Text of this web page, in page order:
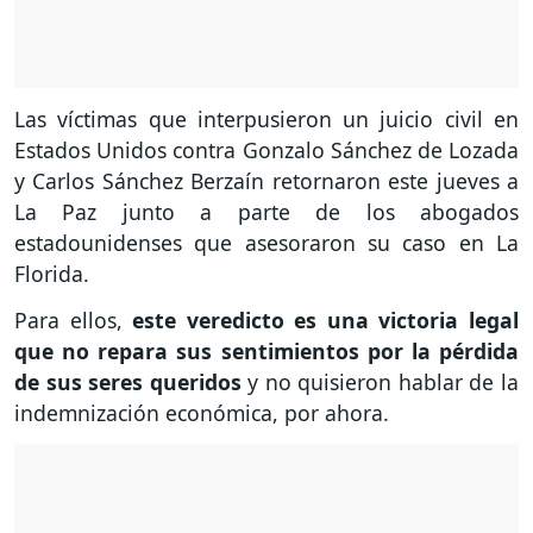
Las víctimas que interpusieron un juicio civil en
Estados Unidos contra Gonzalo Sánchez de Lozada
y Carlos Sánchez Berzaín retornaron este jueves a
La Paz junto a parte de los abogados
estadounidenses que asesoraron su caso en La
Florida.
Para ellos,este veredicto es una victoria legal
que no repara sus sentimientos por la pérdida
de sus seres queridos y no quisieron hablar de la
indemnización económica, por ahora.